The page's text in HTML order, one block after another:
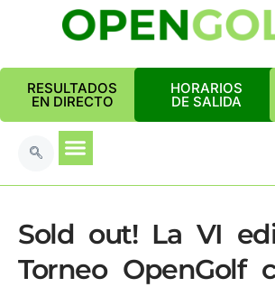
RESULTADOS
EN DIRECTO
HORARIOS
DE SALIDA
Sold out! La VI
Torneo OpenGolf